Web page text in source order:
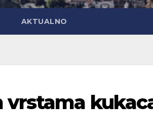
AKTUALNO